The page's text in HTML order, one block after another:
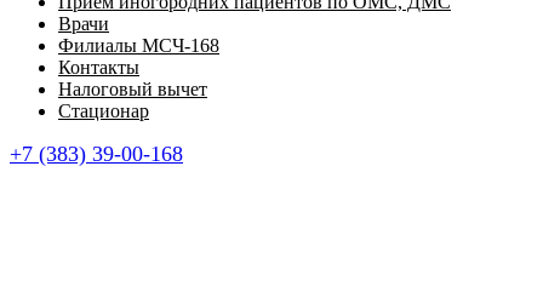
Врачи
Филиалы МСЧ-168
Контакты
Налоговый вычет
Стационар
+7 (383) 39-00-168